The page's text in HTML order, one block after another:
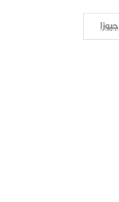
جيوزا